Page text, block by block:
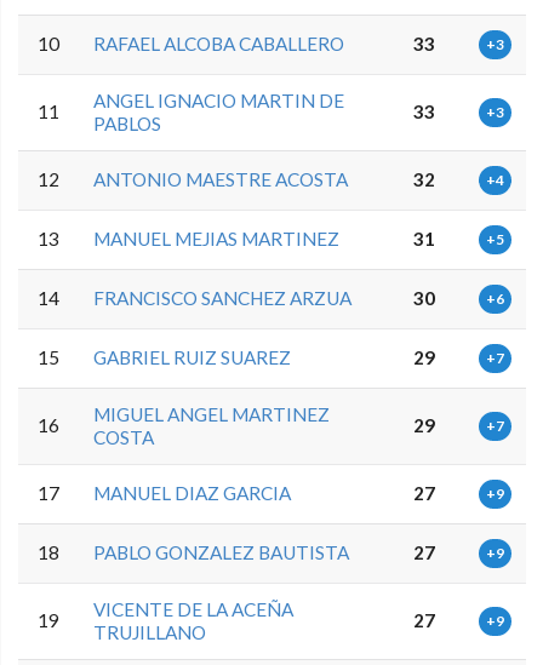
10 RAFAEL ALCOBA CABALLERO 33 +3
11
ANGEL IGNACIO MARTIN DE
PABLOS
33 +3
12 ANTONIO MAESTRE ACOSTA 32 +4
13 MANUEL MEJIAS MARTINEZ 31 +5
14 FRANCISCO SANCHEZ ARZUA 30 +6
15 GABRIEL RUIZ SUAREZ 29 +7
16
MIGUEL ANGEL MARTINEZ
COSTA
29 +7
17 MANUEL DIAZ GARCIA 27 +9
18 PABLO GONZALEZ BAUTISTA 27 +9
19
VICENTE DE LA ACEÑA
TRUJILLANO
27 +9